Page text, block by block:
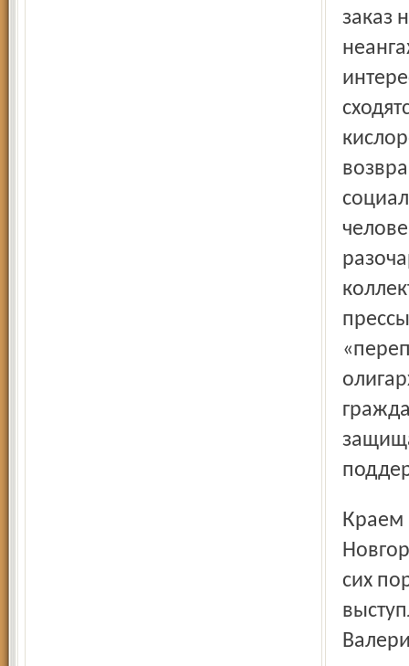
заказ
Краем непуганых журналистов однажды назвал Нижний
сих